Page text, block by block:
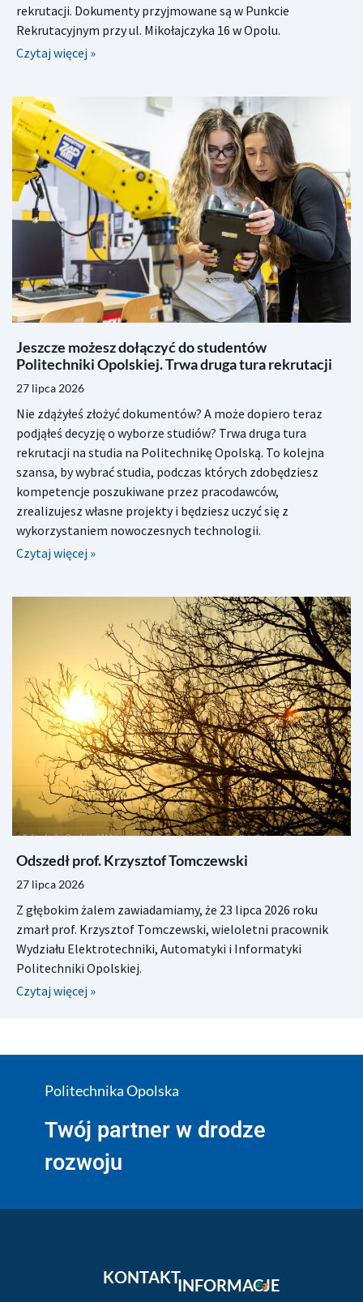
rekrutacji. Dokumenty przyjmowane są w Punkcie
Rekrutacyjnym przy ul. Mikołajczyka 16 w Opolu.
Czytaj więcej »
Jeszcze możesz dołączyć do studentów
Politechniki Opolskiej. Trwa druga tura rekrutacji
27 lipca 2026
Nie zdążyłeś złożyć dokumentów? A może dopiero teraz
podjąłeś decyzję o wyborze studiów? Trwa druga tura
rekrutacji na studia na Politechnikę Opolską. To kolejna
szansa, by wybrać studia, podczas których zdobędziesz
kompetencje poszukiwane przez pracodawców,
zrealizujesz własne projekty i będziesz uczyć się z
wykorzystaniem nowoczesnych technologii.
Czytaj więcej »
Odszedł prof. Krzysztof Tomczewski
27 lipca 2026
Z głębokim żalem zawiadamiamy, że 23 lipca 2026 roku
zmarł prof. Krzysztof Tomczewski, wieloletni pracownik
Wydziału Elektrotechniki, Automatyki i Informatyki
Politechniki Opolskiej.
Czytaj więcej »
Politechnika Opolska
Twój partner w drodze
rozwoju
KONTAKTINFORMACJE